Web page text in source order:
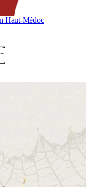
Haut-Médoc